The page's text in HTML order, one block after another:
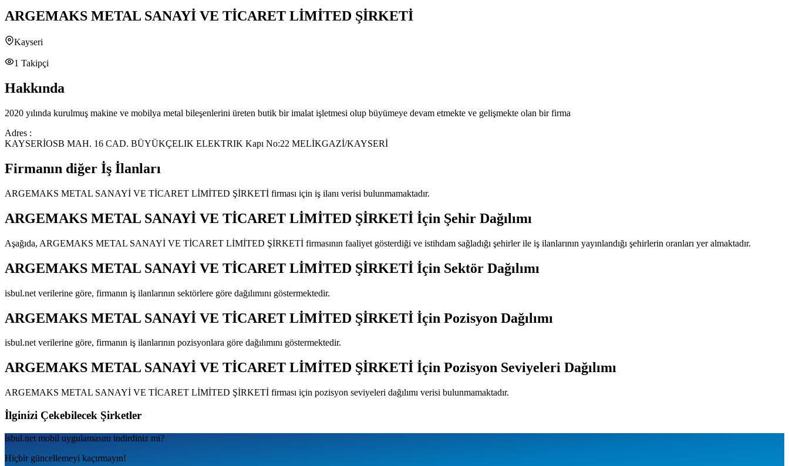
ARGEMAKS METAL SANAYİ VE TİCARET LİMİTED ŞİRKETİ
Kayseri
1 Takipçi
Hakkında
2020 yılında kurulmuş makine ve mobilya metal bileşenlerini üreten butik bir imalat işletmesi olup büyümeye devam etmekte ve gelişmekte olan bir firma
Adres :
KAYSERİOSB MAH. 16 CAD. BÜYÜKÇELIK ELEKTRIK Kapı No:22 MELİKGAZİ/KAYSERİ
Firmanın diğer İş İlanları
ARGEMAKS METAL SANAYİ VE TİCARET LİMİTED ŞİRKETİ firması için iş ilanı verisi bulunmamaktadır.
ARGEMAKS METAL SANAYİ VE TİCARET LİMİTED ŞİRKETİ İçin Şehir Dağılımı
Aşağıda, ARGEMAKS METAL SANAYİ VE TİCARET LİMİTED ŞİRKETİ firmasının faaliyet gösterdiği ve istihdam sağladığı şehirler ile iş ilanlarının yayınlandığı şehirlerin oranları yer almaktadır.
ARGEMAKS METAL SANAYİ VE TİCARET LİMİTED ŞİRKETİ İçin Sektör Dağılımı
isbul.net verilerine göre, firmanın iş ilanlarının sektörlere göre dağılımını göstermektedir.
ARGEMAKS METAL SANAYİ VE TİCARET LİMİTED ŞİRKETİ İçin Pozisyon Dağılımı
isbul.net verilerine göre, firmanın iş ilanlarının pozisyonlara göre dağılımını göstermektedir.
ARGEMAKS METAL SANAYİ VE TİCARET LİMİTED ŞİRKETİ İçin Pozisyon Seviyeleri Dağılımı
ARGEMAKS METAL SANAYİ VE TİCARET LİMİTED ŞİRKETİ firması için pozisyon seviyeleri dağılımı verisi bulunmamaktadır.
İlginizi Çekebilecek Şirketler
isbul.net mobil uygulamаsını indirdiniz mi?
Hiçbir güncellemeyi kaçırmayın!